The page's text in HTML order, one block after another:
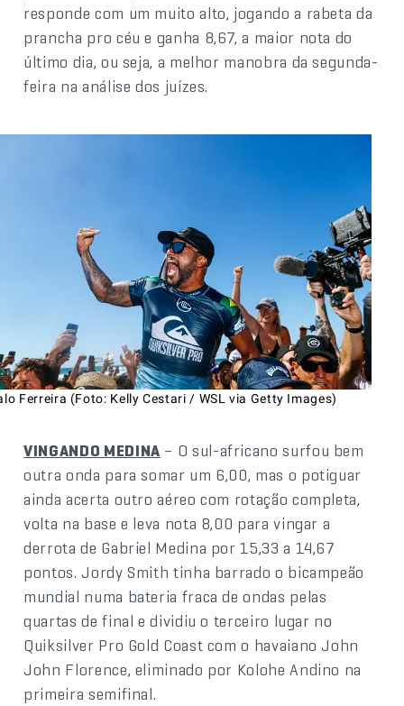
responde com um muito alto, jogando a rabeta da
prancha pro céu e ganha 8,67, a maior nota do
último dia, ou seja, a melhor manobra da segunda-
feira na análise dos juízes.
Ferreira (Foto: Kelly Cestari / WSL via Getty Images)
VINGANDO MEDINA – O sul-africano surfou bem
outra onda para somar um 6,00, mas o potiguar
ainda acerta outro aéreo com rotação completa,
volta na base e leva nota 8,00 para vingar a
derrota de Gabriel Medina por 15,33 a 14,67
pontos. Jordy Smith tinha barrado o bicampeão
mundial numa bateria fraca de ondas pelas
quartas de final e dividiu o terceiro lugar no
Quiksilver Pro Gold Coast com o havaiano John
John Florence, eliminado por Kolohe Andino na
primeira semifinal.